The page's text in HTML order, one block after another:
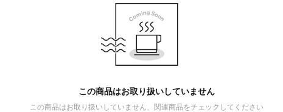
この商品はお取り扱いしていません
この商品はお取り扱いしていません、関連商品をチェックしてください